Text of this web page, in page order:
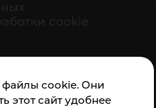
cookie. Они
этот сайт удобнее